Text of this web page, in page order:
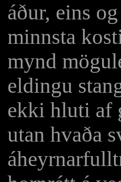
áður, eins
minnsta
mynd
eldingu
ekki hluti af
utan hvaða